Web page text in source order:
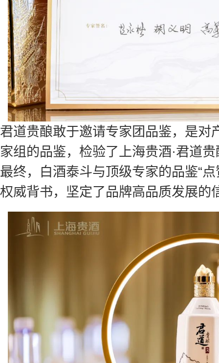
君道贵酿敢于邀请专家团品鉴，是对
家组的品鉴，检验了上海贵酒·君道
最终，白酒泰斗与顶级专家的品鉴“
权威背书，坚定了品牌高品质发展的